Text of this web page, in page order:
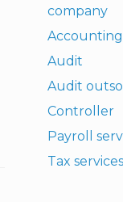
company
Audit
Audit
Controller
Payroll
Tax services